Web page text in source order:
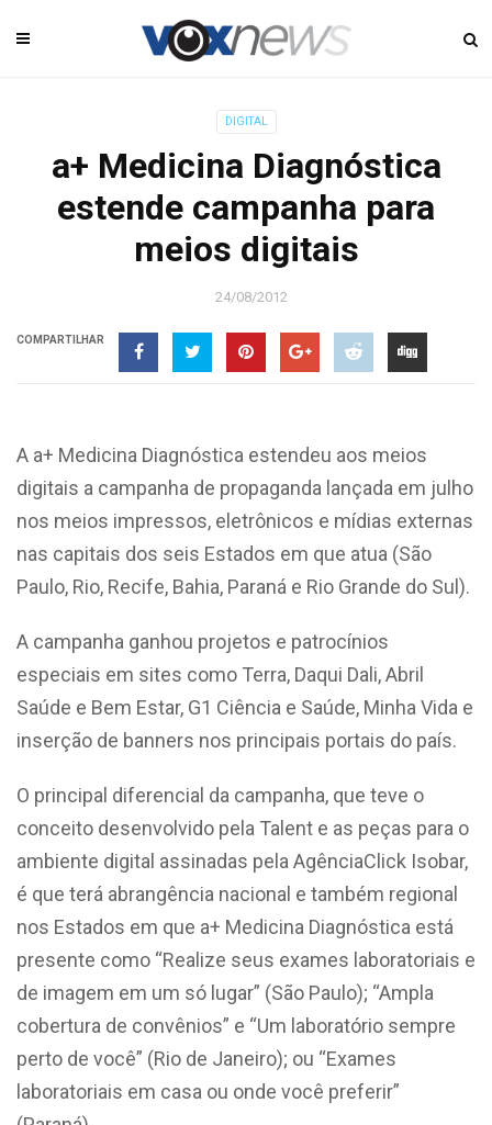
DIGITAL
a+ Medicina Diagnóstica
estende campanha para
meios digitais
24/08/2012
COMPARTILHAR
A a+ Medicina Diagnóstica estendeu aos meios
digitais a campanha de propaganda lançada em julho
nos meios impressos, eletrônicos e mídias externas
nas capitais dos seis Estados em que atua (São
Paulo, Rio, Recife, Bahia, Paraná e Rio Grande do Sul).
A campanha ganhou projetos e patrocínios
especiais em sites como Terra, Daqui Dali, Abril
Saúde e Bem Estar, G1 Ciência e Saúde, Minha Vida e
inserção de banners nos principais portais do país.
O principal diferencial da campanha, que teve o
conceito desenvolvido pela Talent e as peças para o
ambiente digital assinadas pela AgênciaClick Isobar,
é que terá abrangência nacional e também regional
nos Estados em que a+ Medicina Diagnóstica está
presente como “Realize seus exames laboratoriais e
de imagem em um só lugar” (São Paulo); “Ampla
cobertura de convênios” e “Um laboratório sempre
perto de você” (Rio de Janeiro); ou “Exames
laboratoriais em casa ou onde você preferir”